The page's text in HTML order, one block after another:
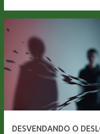
DESVENDANDO O